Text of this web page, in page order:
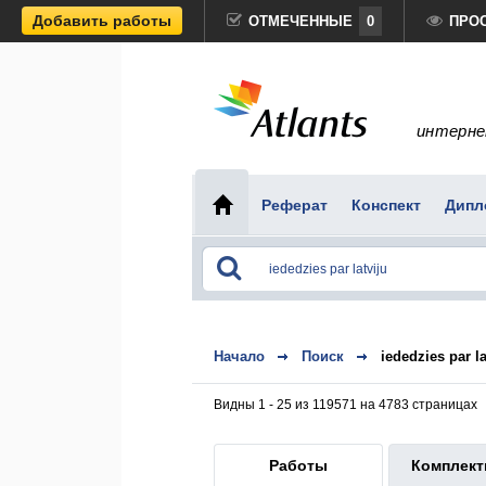
Добавить работы ОТМЕЧЕННЫЕ 0
Реферат Конспект
Начало Поиск iededzies par
Видны 1 - 25 из 119571 на 4783 страницах
Работы